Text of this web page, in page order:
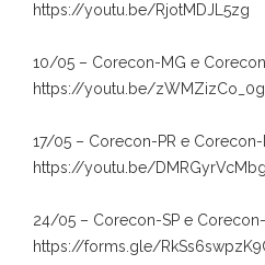
https://youtu.be/RjotMDJL5zg
10/05 – Corecon-MG e
https://youtu.be/zWMZizCo_0g
17/05 – Corecon-PR e Corecon-
https://youtu.be/DMRGyrVcMbg
24/05 – Corecon-SP e
https://forms.gle/